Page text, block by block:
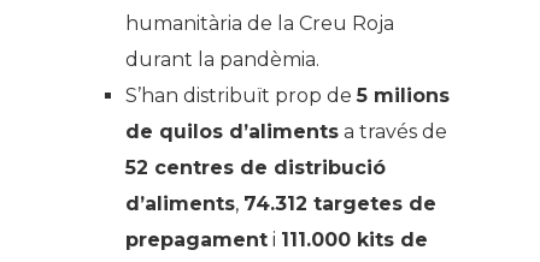
humanitària de la Creu Roja
durant la pandèmia.
S’han distribuït prop de5 milions
de quilos d’aliments a través de
52 centres de distribució
d’aliments, 74.312 targetes de
prepagament i 111.000 kits de